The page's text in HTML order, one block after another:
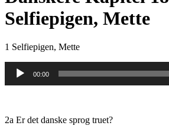
Selfiepigen, Mette
1 Selfiepigen, Mette
Audio
Player
00:00
2a Er det danske sprog truet?